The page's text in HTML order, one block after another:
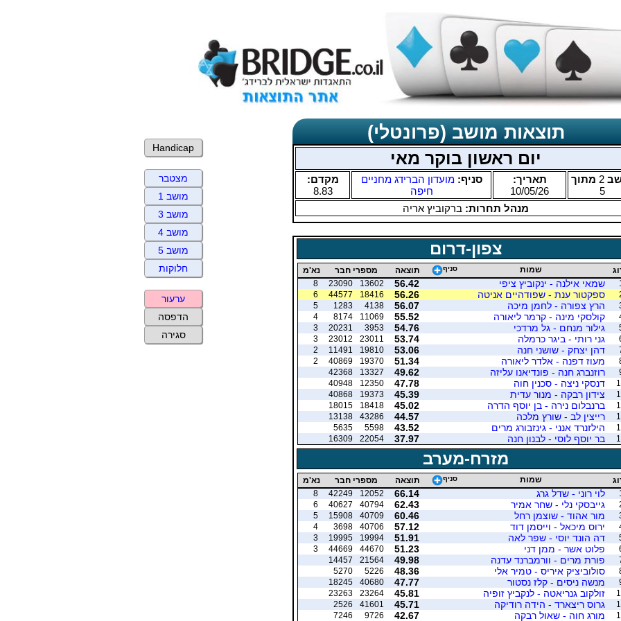
תוצאות מושב (פרונטלי)
יום ראשון בוקר מאי
2 מתוך
5
תאריך:
10/05/26
סניף:מועדון הברידג מחניים
חיפה
מקדם:
8.83
מנהל תחרות: ברקוביץ אריה
צפון-דרום
שמות סניף תוצאה מספרי חבר
נא'מ
1
שמאי אילנה - ינקוביץ ציפי 56.42
13602
23090
8
ספקטור ענת - שפודהיים אניטה 56.26
18416
44577
6
הרץ צפורה - לחמן מיכה 56.07
4138
1283
5
קולסקי מינה - קרמר ליאורה 55.52
11069
8174
4
גילור מנחם - גל מרדכי 54.76
3953
20231
3
גני רותי - ביגר כרמלה 53.74
23011
23012
3
דהן יצחק - שושני חנה 53.06
19810
11491
2
מעוז דפנה - אלדר ליאורה 51.34
19370
40869
2
רוזנברג חנה - פונדיאנו עליזה 49.62
13327
42368
דנסקי ניצה - סכנין חוה 47.78
12350
40948
צידון רבקה - מנור עדית 45.39
19373
40868
ברנבלום נירה - בן יוסף הדרה 45.02
18418
18015
רייצין לב - שורץ מלכה 44.57
43286
13138
הילזנרד אנני - גינזבורג מרים 43.52
5598
5635
בר יוסף לוסי - לבנון חנה 37.97
22054
16309
מזרח-מערב
שמות סניף תוצאה מספרי חבר
נא'מ
1
לוי רוני - שדל גרג 66.14
12052
42249
8
גייבסקי נלי - שחר אמיר 62.43
40794
40627
6
מור אהוד - שוצמן רחל 60.46
40709
15908
5
ירוס מיכאל - וייסמן דוד 57.12
40706
3698
4
דה הונד יוסי - שפר לאה 51.91
19994
19995
3
פלוט אשר - ממן דני 51.23
44670
44669
3
פורת מרים - וורמברנד עדנה 49.98
21564
14457
סולוביציק איריס - טמיר אלי 48.36
5226
5270
מנשה ניסים - קלז נסטור 47.77
40680
18245
זולקוב גנריאטה - לנקביץ זופיה 45.81
23264
23263
גרוס ריצארד - הידה רודיקה 45.71
41601
2526
מורג חוה - שאול רבקה 42.67
9726
7246
Handicap
מצטבר
מושב 1
מושב 3
מושב 4
מושב 5
חלוקות
ערעור
הדפסה
סגירה